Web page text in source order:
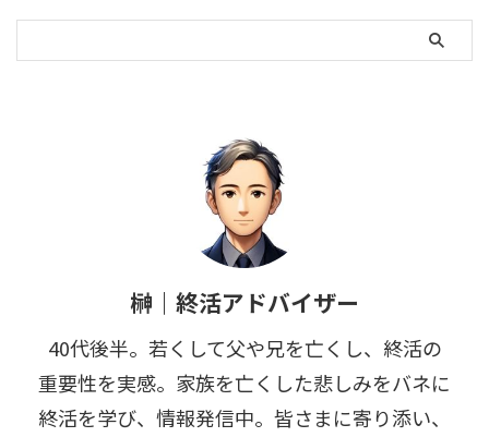
榊｜終活アドバイザー
40代後半。若くして父や兄を亡くし、終活の
重要性を実感。家族を亡くした悲しみをバネに
終活を学び、情報発信中。皆さまに寄り添い、